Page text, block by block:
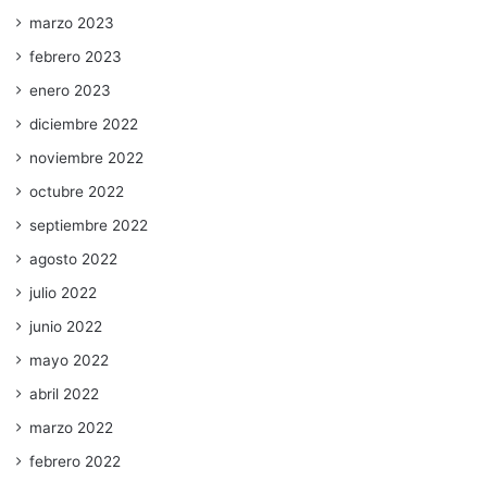
marzo 2023
febrero 2023
enero 2023
diciembre 2022
noviembre 2022
octubre 2022
septiembre 2022
agosto 2022
julio 2022
junio 2022
mayo 2022
abril 2022
marzo 2022
febrero 2022